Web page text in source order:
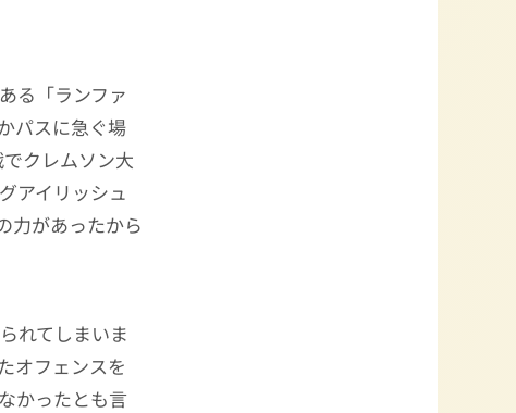
る「ランファ
パスに急ぐ場
クレムソン大
アイリッシュ
力があったから
れてしまいま
オフェンスを
かったとも言